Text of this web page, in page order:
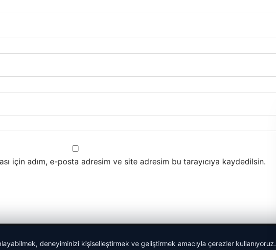
için adım, e-posta adresim ve site adresim bu tarayıcıya kaydedilsin.
deneyiminizi kişiselleştirmek ve geliştirmek amacıyla çerezler kullanıyoruz.